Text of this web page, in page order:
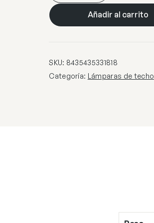
Ø140
55L
Añadir al carrito
SKU: 8435435331818
Categoría: Lámparas de techo